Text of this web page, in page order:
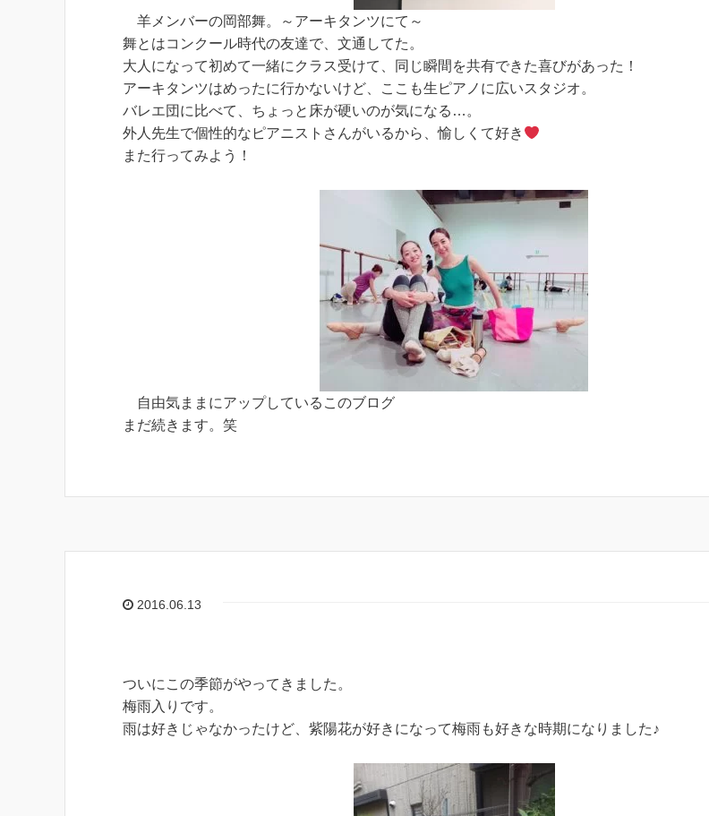
羊メンバーの岡部舞。～アーキタンツにて～
舞とはコンクール時代の友達で、文通してた。
大人になって初めて一緒にクラス受けて、同じ瞬間を共有できた喜びがあった！
アーキタンツはめったに行かないけど、ここも生ピアノに広いスタジオ。
バレエ団に比べて、ちょっと床が硬いのが気になる…。
外人先生で個性的なピアニストさんがいるから、愉しくて好き
また行ってみよう！
自由気ままにアップしているこのブログ
まだ続きます。笑
2016.06.13
ついにこの季節がやってきました。
梅雨入りです。
雨は好きじゃなかったけど、紫陽花が好きになって梅雨も好きな時期になりました♪